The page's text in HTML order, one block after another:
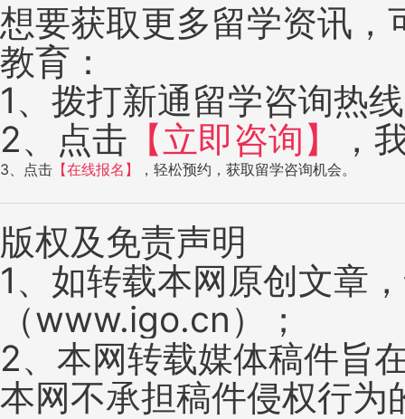
想要获取更多留学资讯
教育：
1、拨打新通留学咨询热
2、点击 【立即咨询】 ，
3、点击 【在线报名】 ，轻松预约，获取留学咨询机会。
版权及免责声明
1、如转载本网原创文章
（www.igo.cn）；
2、本网转载媒体稿件旨
本网不承担稿件侵权行为